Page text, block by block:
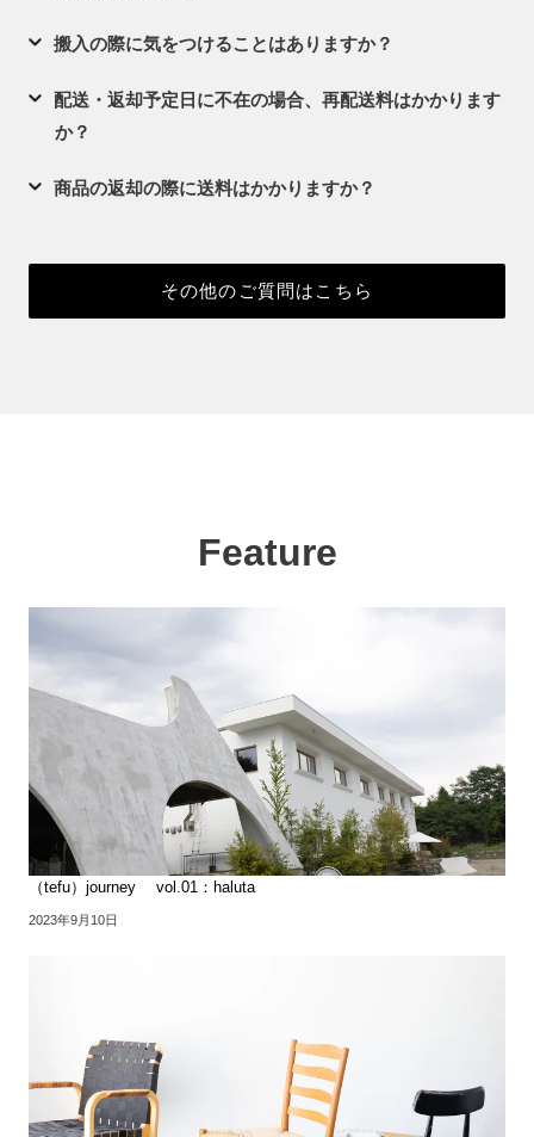
搬入の際に気をつけることはありますか？
配送・返却予定日に不在の場合、再配送料はかかります
か？
商品の返却の際に送料はかかりますか？
その他のご質問はこちら
Feature
（tefu）journey vol.01：haluta
2023年9月10日